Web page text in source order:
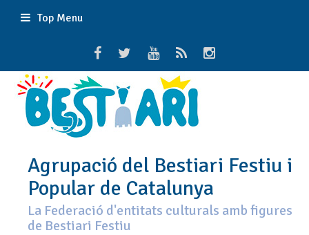
Top Menu
Agrupació del Bestiari Festiu i
Popular de Catalunya
La Federació d'entitats culturals amb figures
de Bestiari Festiu